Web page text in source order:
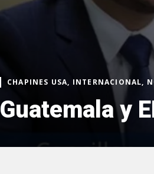
CHAPINES USA, INTERNACIONAL,
Guatemala y